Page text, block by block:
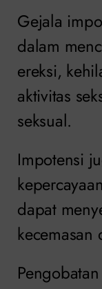
Gejala
dalam
ereksi,
aktivitas
seksual.
Impotensi
dapat
kecemasan